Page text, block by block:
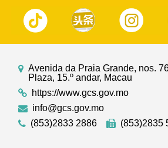
Avenida da Praia Grande, nos.
Plaza, 15.º andar, Macau
https://www.gcs.gov.mo
info@gcs.gov.mo
(853)2833 2886
(853)2835